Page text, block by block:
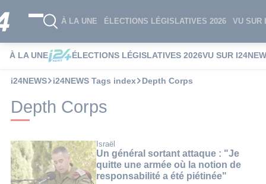
À LA UNE ÉLECTIONS LÉGISLATIVES 2026 VU SUR
À LA UNE ÉLECTIONS LÉGISLATIVES 2026VU SUR
i24NEWS i24NEWS Tags index Depth Corps
Depth Corps
Israël
Un général sortant attaque : "Je
quitte une armée où la notion de
responsabilité a été piétinée"